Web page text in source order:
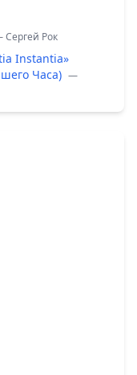
Сергей Рок
Instantia»
Часа) —